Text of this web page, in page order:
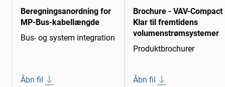
Beregningsanordning for
MP-Bus-kabellængde
Bus- og system integration
Åbn fil
Brochure - VAV-Compact
Klar til fremtidens
volumenstrømsystemer
Produktbrochurer
Åbn fil